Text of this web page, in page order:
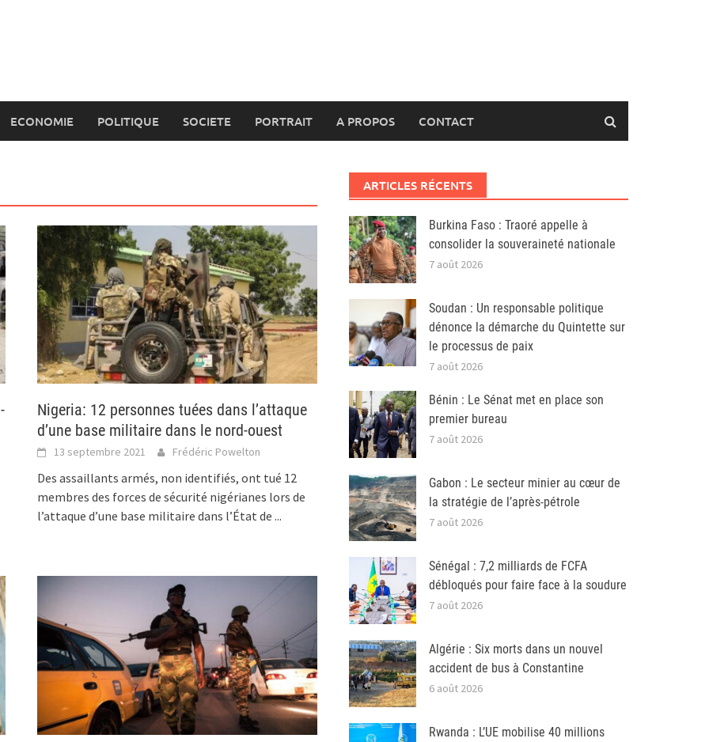
ECONOMIE POLITIQUE SOCIETE PORTRAIT A PROPOS CONTACT
Nigeria: 12 personnes tuées dans l’attaque
d’une base militaire dans le nord-ouest
13 septembre 2021 Frédéric Powelton
Des assaillants armés, non identifiés, ont tué 12
membres des forces de sécurité nigérianes lors de
l’attaque d’une base militaire dans l’État de...
ARTICLES RÉCENTS
Burkina Faso : Traoré appelle à
consolider la souveraineté nationale
7 août 2026
Soudan : Un responsable politique
dénonce la démarche du Quintette sur
le processus de paix
7 août 2026
Bénin : Le Sénat met en place son
premier bureau
7 août 2026
Gabon : Le secteur minier au cœur de
la stratégie de l’après-pétrole
7 août 2026
Sénégal : 7,2 milliards de FCFA
débloqués pour faire face à la soudure
7 août 2026
Algérie : Six morts dans un nouvel
accident de bus à Constantine
6 août 2026
Rwanda : L’UE mobilise 40 millions